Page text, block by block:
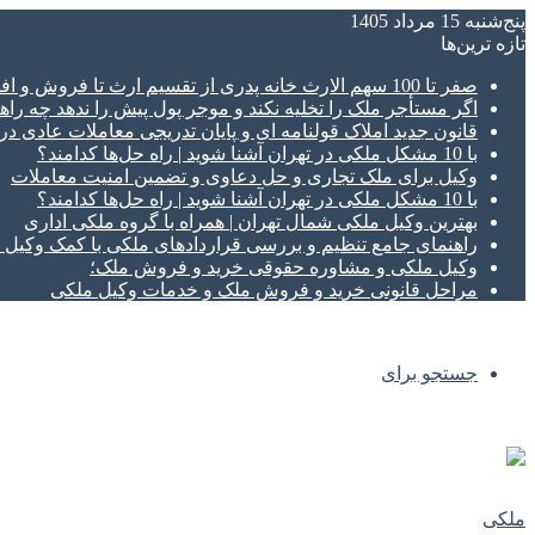
پنج‌شنبه 15 مرداد 1405
تازه‌ ترین‌ها
صفر تا 100 سهم الارث خانه پدری از تقسیم ارث تا فروش و افراز ملک ورثه ای
اگر مستأجر ملک را تخلیه نکند و موجر پول پیش را ندهد چه
قانون جدید املاک قولنامه ای و پایان تدریجی معاملات عادی
با 10 مشکل ملکی در تهران آشنا شوید | راه حل‌ها کدامند؟
وکیل برای ملک تجاری و حل دعاوی و تضمین امنیت معاملات
با 10 مشکل ملکی در تهران آشنا شوید | راه حل‌ها کدامند؟
بهترین وکیل ملکی شمال تهران | همراه با گروه ملکی اداری
راهنمای جامع تنظیم و بررسی قراردادهای ملکی با کمک
وکیل ملکی و مشاوره حقوقی خرید و فروش ملک؛
مراحل قانونی خرید و فروش ملک و خدمات وکیل ملکی
جستجو برای